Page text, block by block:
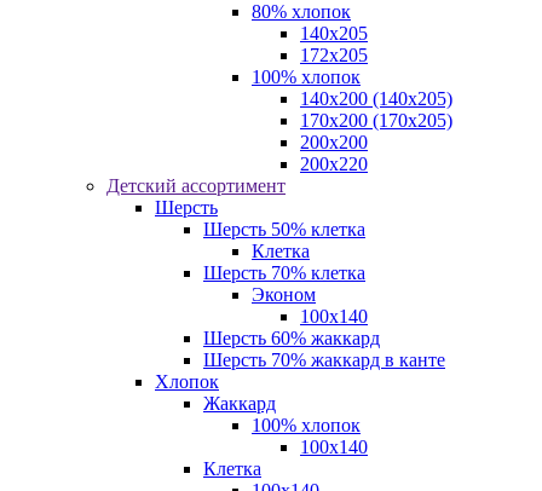
80% хлопок
140x205
172х205
100% хлопок
140x200 (140х205)
170x200 (170х205)
200х200
200х220
Детский ассортимент
Шерсть
Шерсть 50% клетка
Клетка
Шерсть 70% клетка
Эконом
100x140
Шерсть 60% жаккард
Шерсть 70% жаккард в канте
Хлопок
Жаккард
100% хлопок
100x140
Клетка